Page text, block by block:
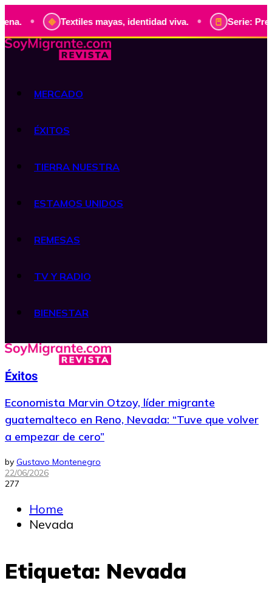
• Textiles mayas, identidad viva. • Serie:
MERCADO
ÉXITOS
TIERRA NUESTRA
ESTAMOS UNIDOS
REMESAS
TV Y RADIO
BIENESTAR
Éxitos
Economista Marvin Otzoy, líder migrante
guatemalteco en Reno, Nevada: “Tuve que volver
a empezar de cero”
by Gustavo Montenegro
22/06/2026
277
Home
Nevada
Etiqueta: Nevada